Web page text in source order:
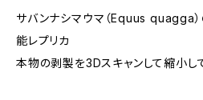
サバンナシマウマ（Equus quagga
能レプリカ
本物の剥製を3Dスキャンして縮小し